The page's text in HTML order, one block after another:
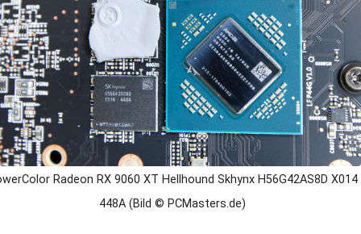
Radeon RX 9060 XT Hellhound Skhynx H56G42AS8D X014
448A (Bild © PCMasters.de)